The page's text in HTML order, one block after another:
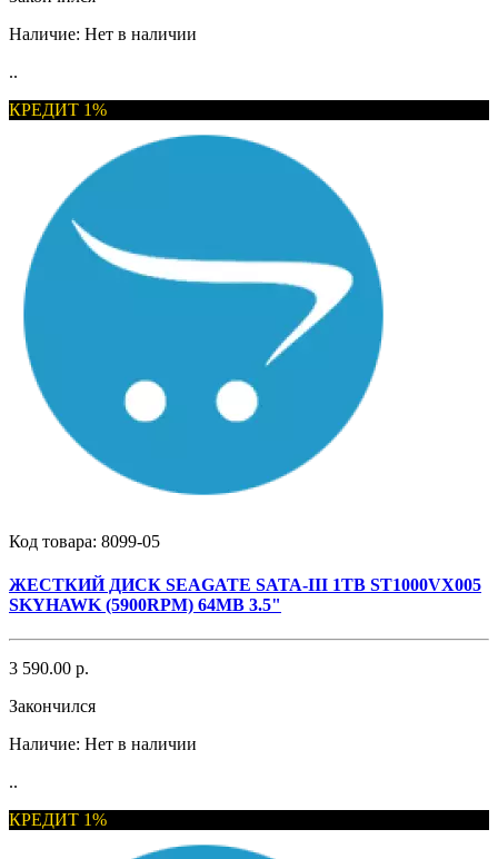
Наличие: Нет в наличии
..
КРЕДИТ 1%
Код товара: 8099-05
ЖЕСТКИЙ ДИСК SEAGATE SATA-III 1TB ST1000VX005
SKYHAWK (5900RPM) 64MB 3.5"
3 590.00 р.
Закончился
Наличие: Нет в наличии
..
КРЕДИТ 1%